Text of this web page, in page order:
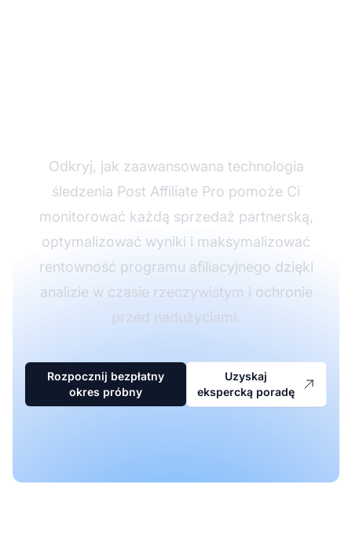
Odkryj, jak zaawansowana technologia
śledzenia Post Affiliate Pro pomoże Ci
monitorować każdą sprzedaż partnerską,
optymalizować wyniki i maksymalizować
rentowność programu afiliacyjnego dzięki
analizie w czasie rzeczywistym i ochronie
przed nadużyciami.
Rozpocznij bezpłatny
okres próbny
Uzyskaj
ekspercką poradę